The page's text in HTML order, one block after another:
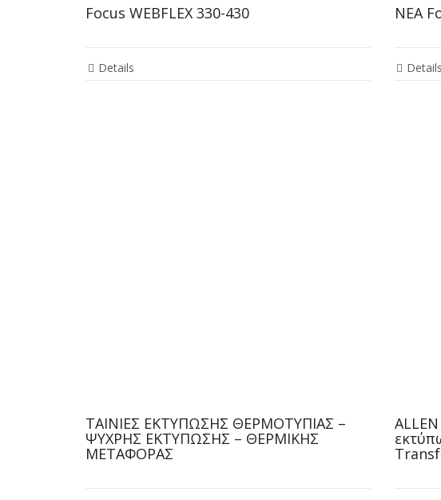
Focus WEBFLEX 330-430
Details
ΝΕΑ
Details
ΤΑΙΝΙΕΣ ΕΚΤΥΠΩΣΗΣ ΘΕΡΜΟΤΥΠΙΑΣ –
ΨΥΧΡΗΣ ΕΚΤΥΠΩΣΗΣ – ΘΕΡΜΙΚΗΣ
ΜΕΤΑΦΟΡΑΣ